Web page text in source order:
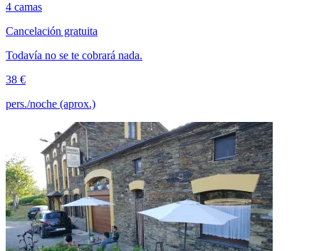
4 camas
Cancelación gratuita
Todavía no se te cobrará nada.
38 €
pers./noche (aprox.)